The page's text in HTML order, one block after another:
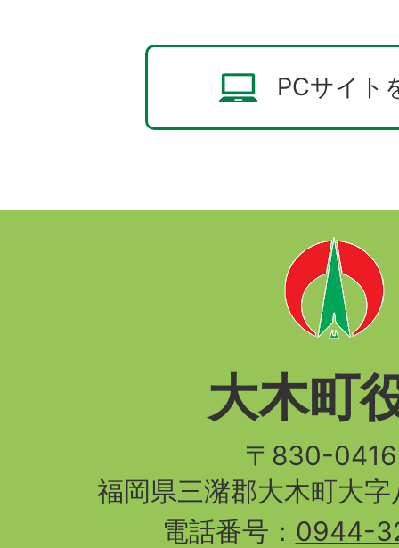
PCサイト
大木町
〒830-
福岡県三潴郡大木町大
電話番号： 0944-